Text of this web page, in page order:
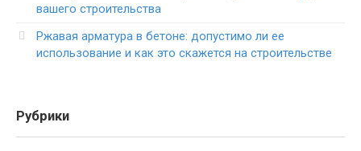
вашего строительства
Ржавая арматура в бетоне: допустимо ли ее
использование и как это скажется на строительстве
Рубрики